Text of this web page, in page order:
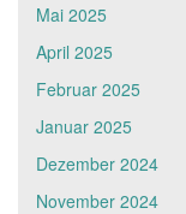
Mai 2025
April 2025
Februar 2025
Januar 2025
Dezember 2024
November 2024